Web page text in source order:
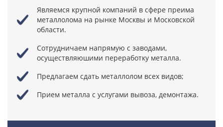
Являемся крупной компаний в сфере преима
металлолома на рынке Москвы и Московской
области.
Сотрудничаем напрямую с заводами,
осуществляюшими переработку металла.
Предлагаем сдать металлолом всех видов;
Прием металла с услугами вывоза, демонтажа.